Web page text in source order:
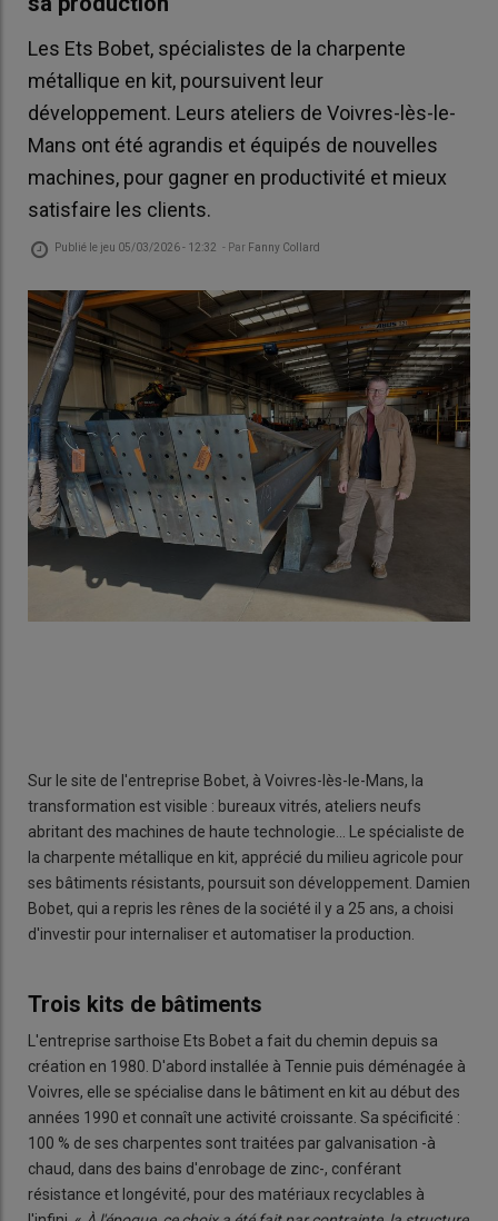
Les Ets Bobet, spécialistes de la charpente
métallique en kit, poursuivent leur
développement. Leurs ateliers de Voivres-lès-le-
Mans ont été agrandis et équipés de nouvelles
machines, pour gagner en productivité et mieux
satisfaire les clients.
Publié le jeu 05/03/2026 - 12:32 - Par Fanny Collard
Sur le site de l'entreprise Bobet, à Voivres-lès-le-Mans, la
transformation est visible : bureaux vitrés, ateliers neufs
abritant des machines de haute technologie... Le spécialiste de
la charpente métallique en kit, apprécié du milieu agricole pour
ses bâtiments résistants, poursuit son développement. Damien
Bobet, qui a repris les rênes de la société il y a 25 ans, a choisi
d'investir pour internaliser et automatiser la production.
Trois kits de bâtiments
L'entreprise sarthoise Ets Bobet a fait du chemin depuis sa
création en 1980. D'abord installée à Tennie puis déménagée à
Voivres, elle se spécialise dans le bâtiment en kit au début des
années 1990 et connaît une activité croissante. Sa spécificité :
100 % de ses charpentes sont traitées par galvanisation -à
chaud, dans des bains d'enrobage de zinc-, conférant
résistance et longévité, pour des matériaux recyclables à